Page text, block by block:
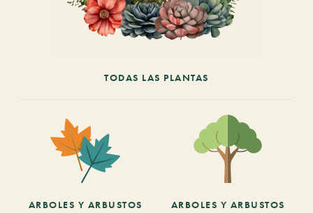
TODAS LAS PLANTAS
ARBOLES Y ARBUSTOS
ARBOLES Y ARBUSTOS